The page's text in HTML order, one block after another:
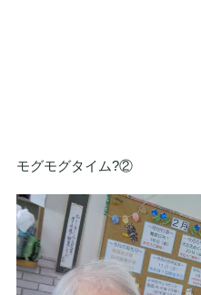
モグモグタイム?②